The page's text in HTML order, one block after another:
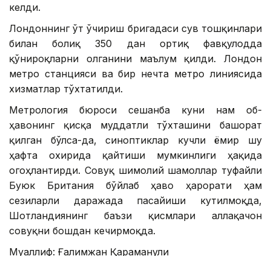
келди.
Лондоннинг ўт ўчириш бригадаси сув тошқинлари
билан боғлиқ 350 дан ортиқ фавқулодда
қўнғироқларни олганини маълум қилди. Лондон
метро станцияси ва бир нечта метро линиясида
хизматлар тўхтатилди.
Метрология бюроси сешанба куни нам об-
ҳавонинг қисқа муддатли тўхташини башорат
қилган бўлса-да, синоптиклар кучли ёмғир шу
ҳафта охирида қайтиши мумкинлиги ҳақида
огоҳлантирди. Совуқ шимолий шамоллар туфайли
Буюк Британия бўйлаб ҳаво ҳарорати ҳам
сезиларли даражада пасайиши кутилмоқда,
Шотландиянинг баъзи қисмлари аллақачон
совуқни бошдан кечирмоқда.
Муаллиф: Ғалимжан Қараманули